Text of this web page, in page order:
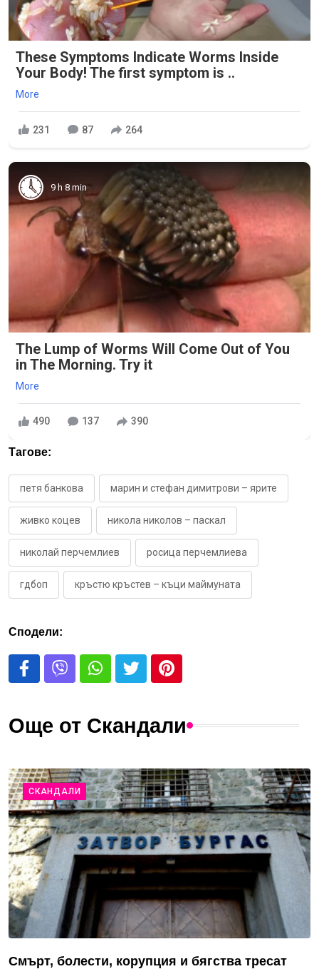
These Symptoms Indicate Worms Inside
Your Body! The first symptom is ..
More
231 87 264
9 h 8 min
The Lump of Worms Will Come Out of You
in The Morning. Try it
More
490 137 390
Тагове:
петя банкова марин и стефан димитрови – ярите
живко коцев никола николов – паскал
николай перчемлиев росица перчемлиева
гдбоп кръстю кръстев – къци маймуната
Сподели:
Още от Скандали
СКАНДАЛИ
Смърт, болести, корупция и бягства тресат